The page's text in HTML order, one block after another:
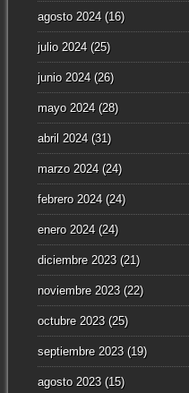
agosto 2024(16)
julio 2024(25)
junio 2024(26)
mayo 2024(28)
abril 2024(31)
marzo 2024(24)
febrero 2024(24)
enero 2024(24)
diciembre 2023(21)
noviembre 2023(22)
octubre 2023(25)
septiembre 2023(19)
agosto 2023(15)